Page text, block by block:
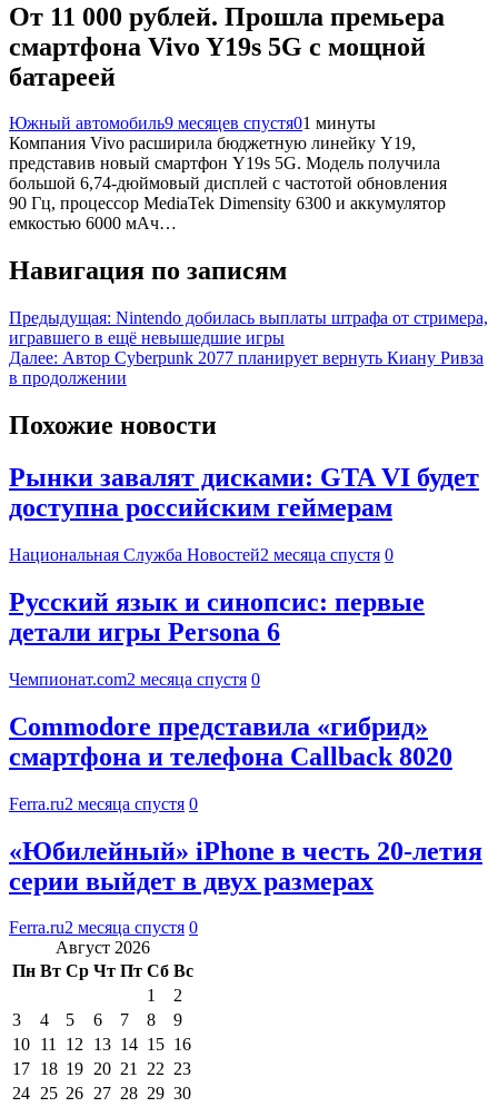
От 11 000 рублей. Прошла премьера
смартфона Vivo Y19s 5G с мощной
батареей
Южный автомобиль9 месяцев спустя01 минуты
Компания Vivo расширила бюджетную линейку Y19,
представив новый смартфон Y19s 5G. Модель получила
большой 6,74-дюймовый дисплей с частотой обновления
90 Гц, процессор MediaTek Dimensity 6300 и аккумулятор
емкостью 6000 мАч…
Навигация по записям
Предыдущая: Nintendo добилась выплаты штрафа от стримера,
игравшего в ещё невышедшие игры
Далее: Автор Cyberpunk 2077 планирует вернуть Киану Ривза
в продолжении
Похожие новости
Рынки завалят дисками: GTA VI будет
доступна российским геймерам
Национальная Служба Новостей2 месяца спустя 0
Русский язык и синопсис: первые
детали игры Persona 6
Чемпионат.com2 месяца спустя 0
Commodore представила «гибрид»
смартфона и телефона Callback 8020
Ferra.ru2 месяца спустя 0
«Юбилейный» iPhone в честь 20-летия
серии выйдет в двух размерах
Ferra.ru2 месяца спустя 0
Август 2026
Пн Вт Ср Чт Пт Сб Вс
1
2
3
4 5 6 7 8
9
10 11 12 13 14 15 16
17 18 19 20 21 22 23
24 25 26 27 28 29 30